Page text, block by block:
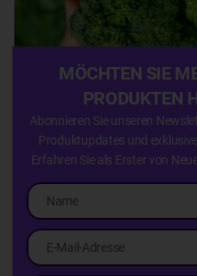
MÖCHTEN SIE
PRODUKTEN
Abonnieren Sie unseren
Produktupdates und
Erfahren Sie als Erster von